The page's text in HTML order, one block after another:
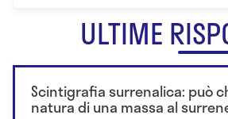
ULTIME
Scintigrafia surrenalica: può
natura di una massa al